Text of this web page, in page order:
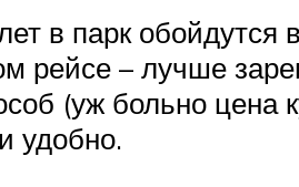
в парк обойдутся
– лучше
(уж больно цена
удобно.